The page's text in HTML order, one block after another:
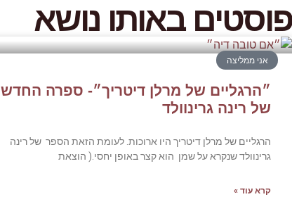
פוסטים באותו נושא
אני ממליצה
״הרגליים של מרלן דיטריך״- ספרה החדש
של רינה גרינוולד
הרגליים של מרלן דיטריך היו ארוכות. לעומת הזאת הספר של רינה
גרינוולד שנקרא על שמן הוא קצר באופן יחסי.( הוצאת
קרא עוד »